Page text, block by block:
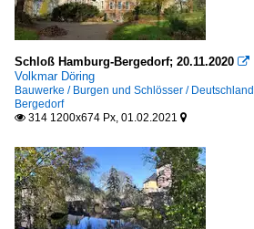
Schloß Hamburg-Bergedorf; 20.11.2020 
Volkmar Döring
Bauwerke / Burgen und Schlösser / Deutschland
Bergedorf
 314 1200x674 Px, 01.02.2021 